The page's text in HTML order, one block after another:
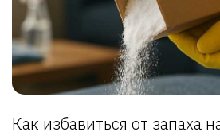
Как избавиться от запаха